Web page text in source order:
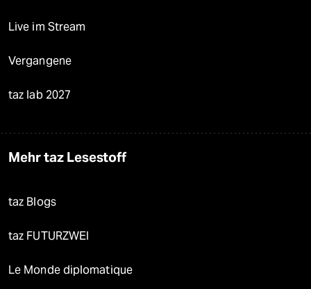
Live im Stream
Vergangene
taz lab 2027
Mehr taz Lesestoff
taz Blogs
taz FUTURZWEI
Le Monde diplomatique